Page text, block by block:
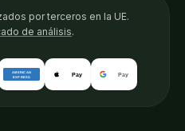
por terceros en la UE.
de análisis.
AMERICAN
EXPRESS Pay Pay